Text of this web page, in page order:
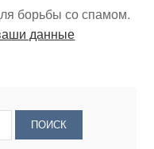
борьбы со спамом.
данные